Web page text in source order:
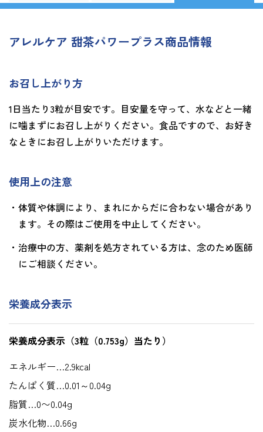
アレルケア 甜茶パワープラス商品情報
お召し上がり方
1日当たり3粒が目安です。目安量を守って、水などと一緒
に噛まずにお召し上がりください。食品ですので、お好き
なときにお召し上がりいただけます。
使用上の注意
・体質や体調により、まれにからだに合わない場合があり
ます。その際はご使用を中止してください。
・治療中の方、薬剤を処方されている方は、念のため医師
にご相談ください。
栄養成分表示
栄養成分表示 （3粒（0.753g）当たり）
エネルギー…2.9kcal
たんぱく質…0.01～0.04g
脂質…0〜0.04g
炭水化物…0.66g